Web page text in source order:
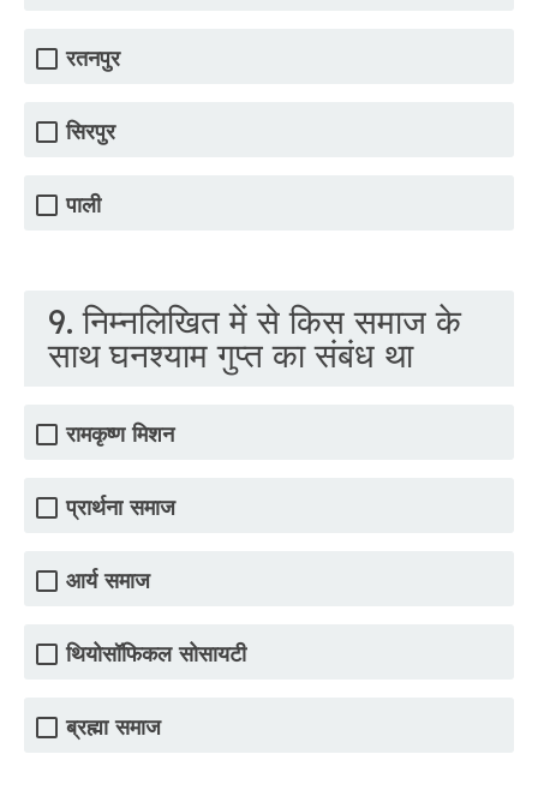
रतनपुर
सिरपुर
पाली
9. निम्नलिखित में से किस समाज के
साथ घनश्याम गुप्त का संबंध था
रामकृष्ण मिशन
प्रार्थना समाज
आर्य समाज
थियोसॉफिकल सोसायटी
ब्रह्मा समाज